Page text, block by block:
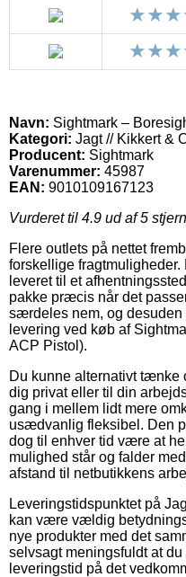
Navn: Sightmark –
Kategori: Jagt // Kikkert &
Producent: Sightmark
Varenummer: 45987
EAN: 9010109167123
Vurderet til 4.9 ud af 5
Flere outlets på nettet
forskellige
leveret til et
pakke præcis når det
særdeles nem, og
levering ved køb af
ACP Pistol).
Du kunne alternativt tænke
dig privat eller til din
gang i mellem lidt mere
usædvanlig fleksibel. Den
dog til enhver tid være at
mulighed står og falder
afstand til netbutikkens
Leveringstidspunktet på
kan være vældig
nye produkter med det
selvsagt meningsfuldt at
leveringstid på det